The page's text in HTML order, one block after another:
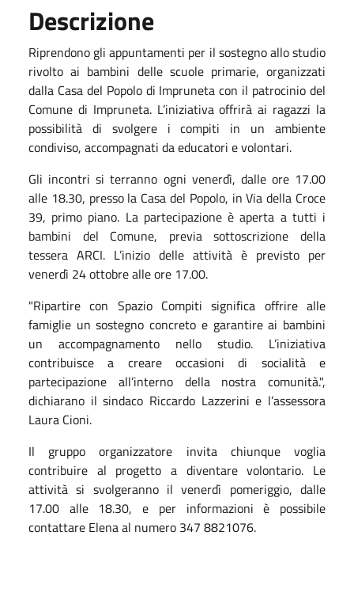
Descrizione
Riprendono gli appuntamenti per il sostegno allo studio
rivolto ai bambini delle scuole primarie, organizzati
dalla Casa del Popolo di Impruneta con il patrocinio del
Comune di Impruneta. L’iniziativa offrirà ai ragazzi la
possibilità di svolgere i compiti in un ambiente
condiviso, accompagnati da educatori e volontari.
Gli incontri si terranno ogni venerdì, dalle ore 17.00
alle 18.30, presso la Casa del Popolo, in Via della Croce
39, primo piano. La partecipazione è aperta a tutti i
bambini del Comune, previa sottoscrizione della
tessera ARCI. L’inizio delle attività è previsto per
venerdì 24 ottobre alle ore 17.00.
"Ripartire con Spazio Compiti significa offrire alle
famiglie un sostegno concreto e garantire ai bambini
un accompagnamento nello studio. L’iniziativa
contribuisce a creare occasioni di socialità e
partecipazione all’interno della nostra comunità.",
dichiarano il sindaco Riccardo Lazzerini e l’assessora
Laura Cioni.
Il gruppo organizzatore invita chiunque voglia
contribuire al progetto a diventare volontario. Le
attività si svolgeranno il venerdì pomeriggio, dalle
17.00 alle 18.30, e per informazioni è possibile
contattare Elena al numero 347 8821076.